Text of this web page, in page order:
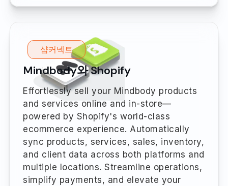
샵커넥트
Mindbody와 Shopify
Effortlessly sell your Mindbody products
and services online and in-store—
powered by Shopify's world-class
ecommerce experience. Automatically
sync products, services, sales, inventory,
and client data across both platforms and
multiple locations. Streamline operations,
simplify payments, and elevate your